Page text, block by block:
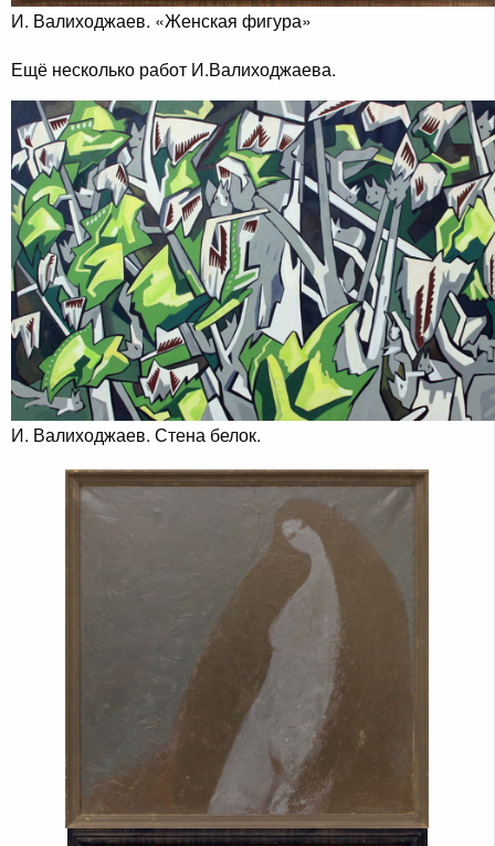
И. Валиходжаев. «Женская фигура»
Ещё несколько работ И.Валиходжаева.
И. Валиходжаев. Стена белок.